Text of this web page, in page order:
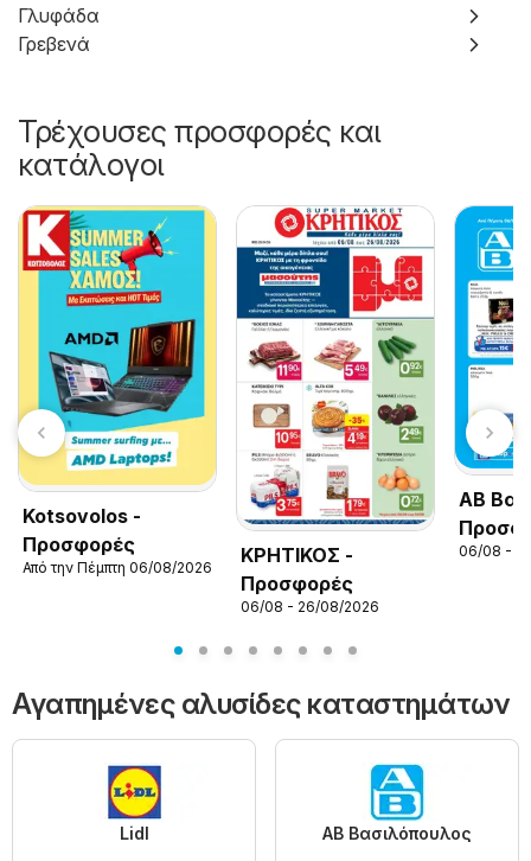
Γλυφάδα
Γρεβενά
Τρέχουσες προσφορές και
κατάλογοι
Kotsovolos -
Προσφορές
Από την Πέμπτη 06/08/2026
ΚΡΗΤΙΚΟΣ -
Προσφορές
06/08 - 26/08/2026
ΑΒ
06/08 -
Αγαπημένες αλυσίδες καταστημάτων
Lidl ΑΒ Βασιλόπουλος